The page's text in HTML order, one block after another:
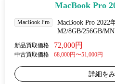
MacBook Pro
MacBook Pro
MacBook Pro 2022
M2/8GB/256GB/
新品買取価格 72,000円
中古買取価格 68,000円〜51,000円
詳細を